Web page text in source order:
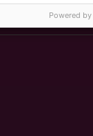
Powered by